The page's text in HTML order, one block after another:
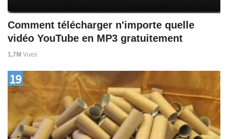
Comment télécharger n'importe quelle
vidéo YouTube en MP3 gratuitement
1,7M Vues
19